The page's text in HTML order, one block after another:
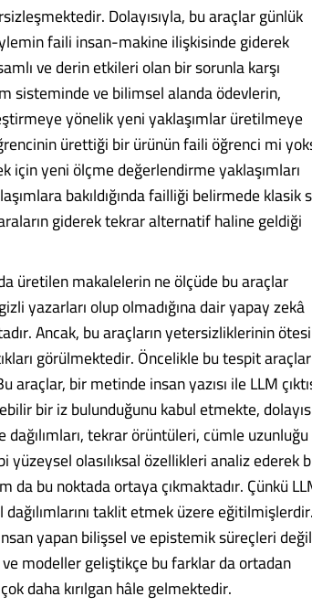
Dolayısıyla, bu araçlar günlük
faili insan-makine ilişkisinde giderek
ve derin etkileri olan bir sorunla karşı
sisteminde ve bilimsel alanda ödevlerin,
yönelik yeni yaklaşımlar üretilmeye
ürettiği bir ürünün faili öğrenci mi
için yeni ölçme değerlendirme yaklaşımları
bakıldığında failliği belirmede klasik
giderek tekrar alternatif haline geldiği
üretilen makalelerin ne ölçüde bu araçlar
yazarları olup olmadığına dair yapay zekâ
Ancak, bu araçların yetersizliklerinin
görülmektedir. Öncelikle bu tespit
bir metinde insan yazısı ile LLM
bir iz bulunduğunu kabul etmekte,
tekrar örüntüleri, cümle uzunluğu
yüzeysel olasılıksal özellikleri analiz ederek
bu noktada ortaya çıkmaktadır. Çünkü
taklit etmek üzere eğitilmişlerdir.
insan yapan bilişsel ve epistemik süreçleri değil
modeller geliştikçe bu farklar da ortadan
daha kırılgan hâle gelmektedir.